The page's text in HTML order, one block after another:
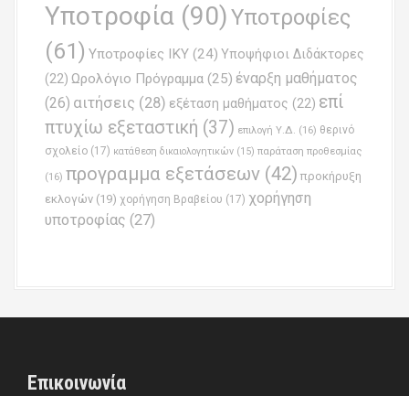
Υποτροφία (90)Υποτροφίες
(61) Υποτροφίες ΙΚΥ (24) Υποψήφιοι Διδάκτορες
(22) Ωρολόγιο Πρόγραμμα (25) έναρξη μαθήματος
(26) αιτήσεις (28) εξέταση μαθήματος (22) επί
πτυχίω εξεταστική (37) επιλογή Υ.Δ. (16) θερινό
σχολείο (17) κατάθεση δικαιολογητικών (15) παράταση προθεσμίας
(16) προγραμμα εξετάσεων (42) προκήρυξη
εκλογών (19) χορήγηση Βραβείου (17) χορήγηση
υποτροφίας (27)
Επικοινωνία